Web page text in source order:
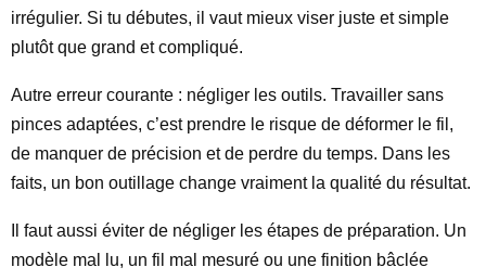
irrégulier. Si tu débutes, il vaut mieux viser juste et simple
plutôt que grand et compliqué.
Autre erreur courante : négliger les outils. Travailler sans
pinces adaptées, c’est prendre le risque de déformer le fil,
de manquer de précision et de perdre du temps. Dans les
faits, un bon outillage change vraiment la qualité du résultat.
Il faut aussi éviter de négliger les étapes de préparation. Un
modèle mal lu, un fil mal mesuré ou une finition bâclée